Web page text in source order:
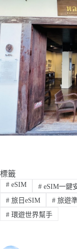
標籤
#eSIM #eSIM一鍵
#旅日eSIM #旅遊
#環遊世界幫手